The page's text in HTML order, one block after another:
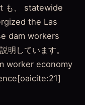
も、 statewide
the Las
dam workers
しています。
worker economy